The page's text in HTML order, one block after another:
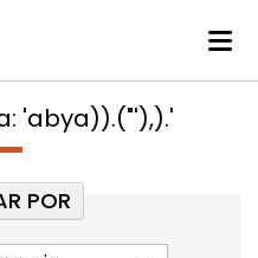
'abya)).("'),).'
POR